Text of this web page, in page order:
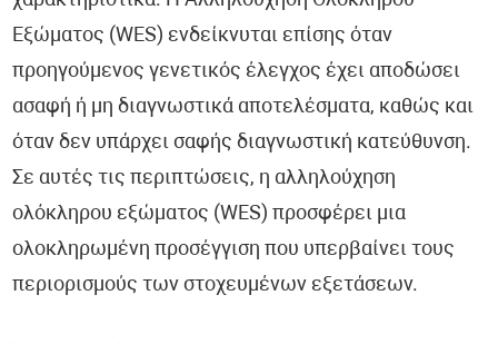
Εξώματος (WES) ενδείκνυται επίσης όταν
προηγούμενος γενετικός έλεγχος έχει αποδώσει
ασαφή ή μη διαγνωστικά αποτελέσματα, καθώς και
όταν δεν υπάρχει σαφής διαγνωστική κατεύθυνση.
Σε αυτές τις περιπτώσεις, η αλληλούχηση
ολόκληρου εξώματος (WES) προσφέρει μια
ολοκληρωμένη προσέγγιση που υπερβαίνει τους
περιορισμούς των στοχευμένων εξετάσεων.